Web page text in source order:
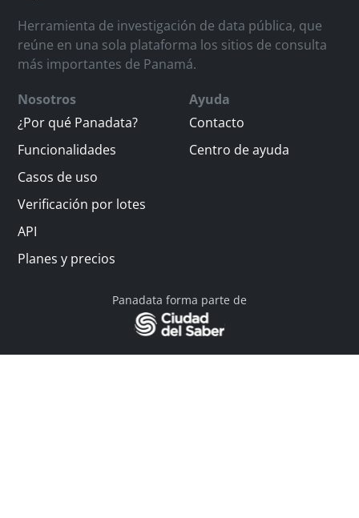
Herramienta de investigación de data pública, que
reúne en una sola plataforma los sitios de consulta
más importantes de Panamá.
Nosotros
¿Por qué Panadata?
Funcionalidades
Casos de uso
Verificación por lotes
API
Planes y precios
Ayuda
Contacto
Centro de ayuda
Panadata forma parte de